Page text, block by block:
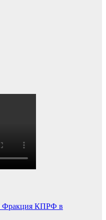
Фракция КПРФ в